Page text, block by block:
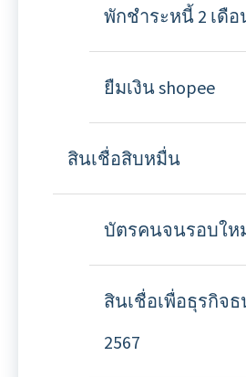
พักชำระหนี้ 2 เดือ
ยืมเงิน shopee
สินเชื่อสิบหมื่น
บัตรคนจนรอบให
สินเชื่อเพื่อธุรกิจ
2567